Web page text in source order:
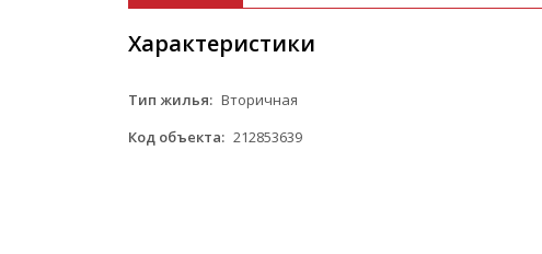
Характеристики
Тип жилья: Вторичная
Код объекта: 212853639